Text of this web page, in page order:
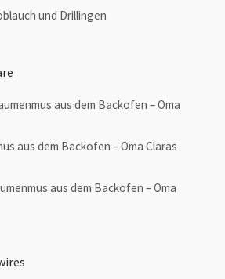
und Drillingen
aus dem Backofen – Oma
aus dem Backofen – Oma Claras
aus dem Backofen – Oma